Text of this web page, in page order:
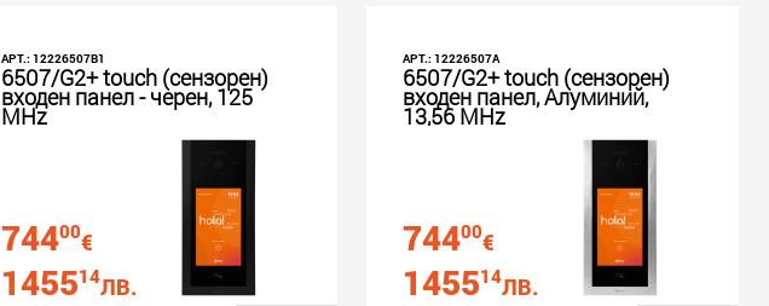
АРТ.: 12226507B1
6507/G2+ touch (сензорен)
входен панел - черен, 125
MHz
74400€
145514ЛВ.
АРТ.: 12226507A
6507/G2+ touch (сензорен)
входен панел, Алуминий,
13,56 MHz
74400€
145514ЛВ.